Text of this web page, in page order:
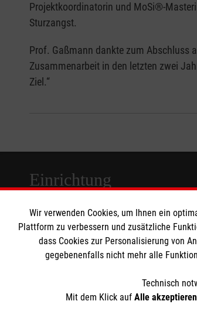
Projektkoordinatorin und MoSi®-
Sturzangst.
Prof. Gaßmann dankte zum Abschluss
Zusammenarbeit in den letzten zwei
Ziel.“
Einrichtung
Malteser Waldkrankenhaus Erlangen
Rathsberger Str. 57
91054 Erlangen
Wir verwenden Cookies, um Ihnen ein
Plattform zu verbessern und zusätzliche
dass Cookies zur Personalisierung von
gegebenenfalls nicht mehr alle
Technisch
Mit dem Klick auf Alle akzeptieren